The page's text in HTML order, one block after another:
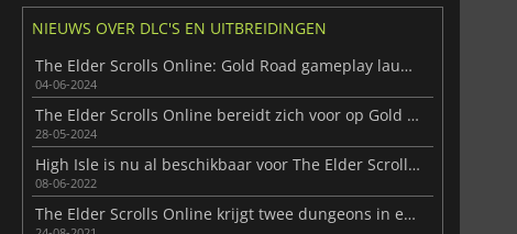
NIEUWS OVER DLC'S EN UITBREIDINGEN
The Elder Scrolls Online: Gold Road gameplay launch trailer onthuld
04-06-2024
The Elder Scrolls Online bereidt zich voor op Gold Road
28-05-2024
High Isle is nu al beschikbaar voor The Elder Scrolls Online
08-06-2022
The Elder Scrolls Online krijgt twee dungeons in een nieuwe DLC